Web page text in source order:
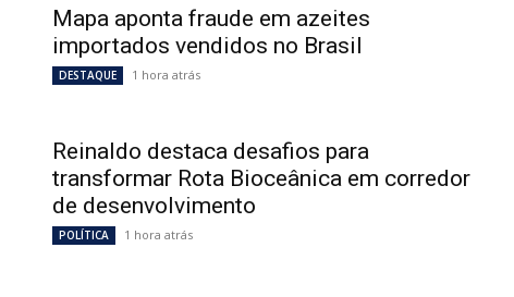
Mapa aponta fraude em azeites
importados vendidos no Brasil
DESTAQUE 1 hora atrás
Reinaldo destaca desafios para
transformar Rota Bioceânica em corredor
de desenvolvimento
POLÍTICA 1 hora atrás